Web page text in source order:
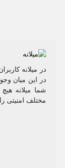
در میلانه
در این میان
شما میلانه
مختلف امنیتی